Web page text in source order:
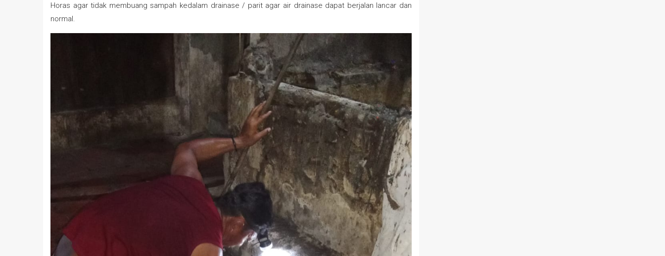
Horas agar tidak membuang sampah kedalam drainase / parit agar air drainase dapat berjalan lancar dan
normal.